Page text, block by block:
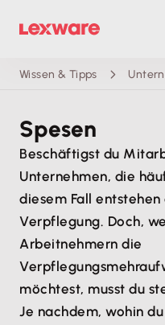
Wissen & Tipps
Spesen
Beschäftigst du
Unternehmen, die
diesem Fall
Verpflegung. Doch,
Arbeitnehmern die
möchtest, musst du
Je nachdem, wohin